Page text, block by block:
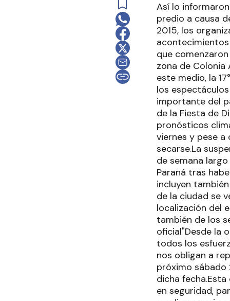
Así lo
predio a causa
2015, los
que
zona de Colonia
este medio, la
los
importante del
de la Fiesta de
pronósticos
viernes y pese
secarse.La
de semana
Paraná tras
incluyen
de la ciudad se
localización del
también de los
oficial"Desde la
todos los
nos obligan a
próximo sábado
dicha
en seguridad,